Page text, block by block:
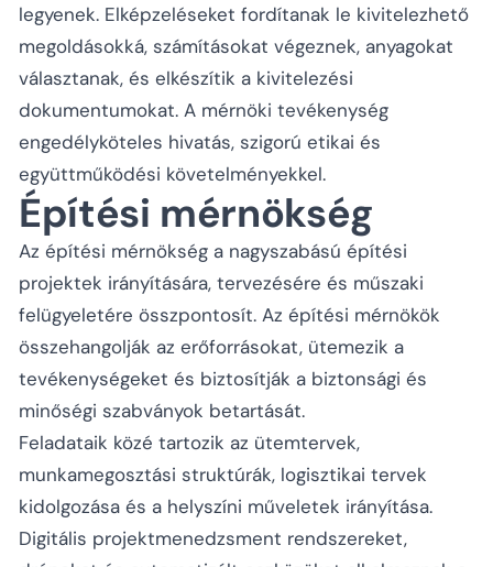
legyenek. Elképzeléseket fordítanak le kivitelezhető
megoldásokká, számításokat végeznek, anyagokat
választanak, és elkészítik a kivitelezési
dokumentumokat. A mérnöki tevékenység
engedélyköteles hivatás, szigorú etikai és
együttműködési követelményekkel.
Építési mérnökség
Az építési mérnökség a nagyszabású építési
projektek irányítására, tervezésére és műszaki
felügyeletére összpontosít. Az építési mérnökök
összehangolják az erőforrásokat, ütemezik a
tevékenységeket és biztosítják a biztonsági és
minőségi szabványok betartását.
Feladataik közé tartozik az ütemtervek,
munkamegosztási struktúrák, logisztikai tervek
kidolgozása és a helyszíni műveletek irányítása.
Digitális projektmenedzsment rendszereket,